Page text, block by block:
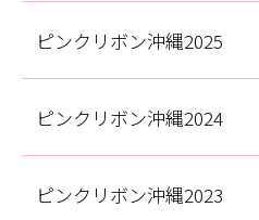
ピンクリボン沖縄2025
ピンクリボン沖縄2024
ピンクリボン沖縄2023